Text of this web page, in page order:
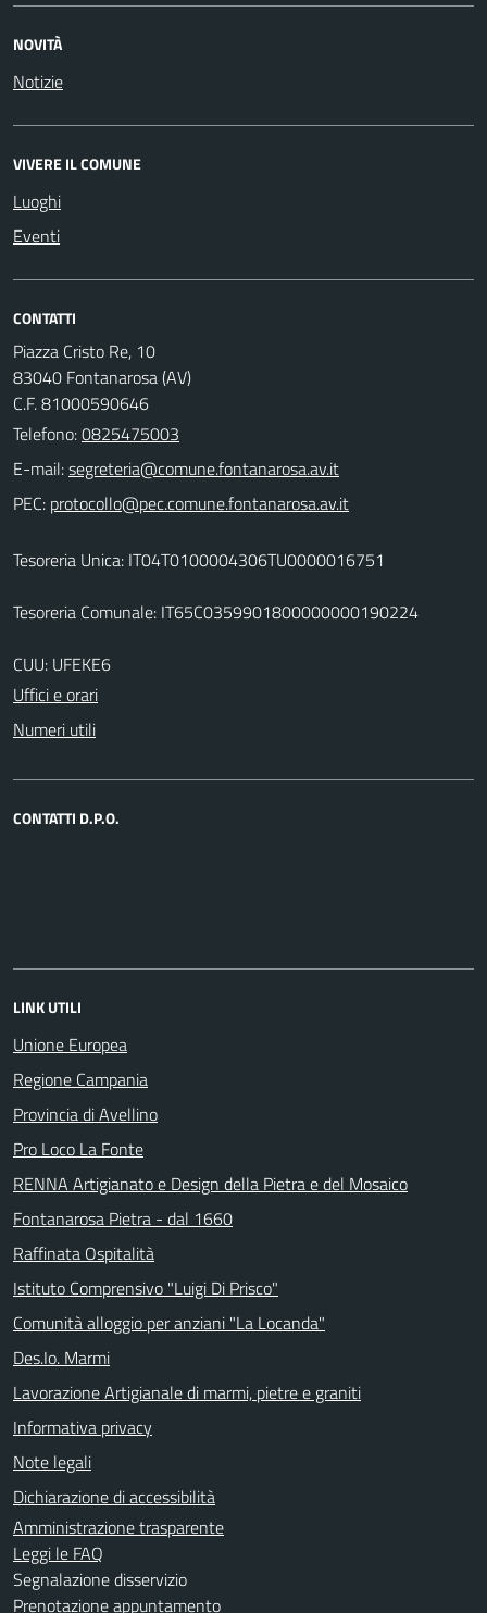
NOVITÀ
Notizie
VIVERE IL COMUNE
Luoghi
Eventi
CONTATTI
Piazza Cristo Re, 10
83040 Fontanarosa (AV)
C.F. 81000590646
Telefono:0825475003
E-mail:
PEC:
Tesoreria Unica: IT04T0100004306TU0000016751
Tesoreria Comunale: IT65C0359901800000000190224
CUU: UFEKE6
Uffici e orari
Numeri utili
CONTATTI D.P.O.
LINK UTILI
Unione Europea
Regione Campania
Provincia di Avellino
Pro Loco La Fonte
RENNA Artigianato e Design della Pietra e del Mosaico
Fontanarosa Pietra - dal 1660
Raffinata Ospitalità
Istituto Comprensivo "Luigi Di Prisco"
Comunità alloggio per anziani "La Locanda"
Des.Io. Marmi
Lavorazione Artigianale di marmi, pietre e graniti
Informativa privacy
Note legali
Dichiarazione di accessibilità
Amministrazione trasparente
Leggi le FAQ
Segnalazione disservizio
Prenotazione appuntamento